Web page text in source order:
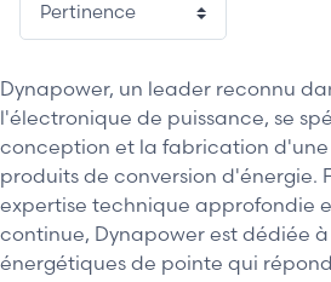
Dynapower, un leader reconnu
l'électronique de puissance, se
conception et la fabrication d'une
produits de conversion d'énergie.
expertise technique approfondie
continue, Dynapower est dédiée
énergétiques de pointe qui